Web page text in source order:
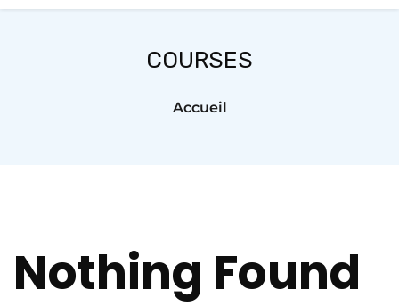
COURSES
Accueil
Nothing Found